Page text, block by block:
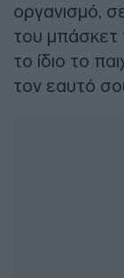
οργανισμό,
του
το ίδιο το
τον εαυτό